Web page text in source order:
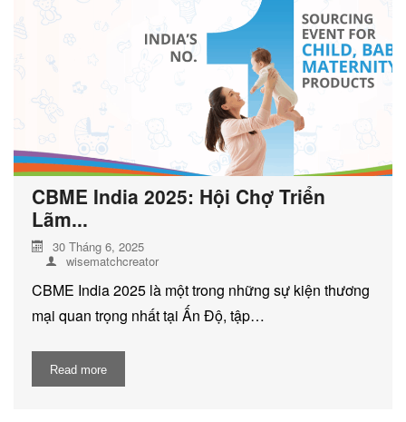
CBME India 2025: Hội Chợ Triển
Lãm...
30 Tháng 6, 2025
wisematchcreator
CBME India 2025 là một trong những sự kiện thương
mại quan trọng nhất tại Ấn Độ, tập…
Read more
DỊCH VỤ KIỂM KÊ KHÍ THẢI NHÀ
KÍNH